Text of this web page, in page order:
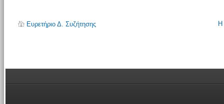
Ευρετήριο Δ. Συζήτησης Η